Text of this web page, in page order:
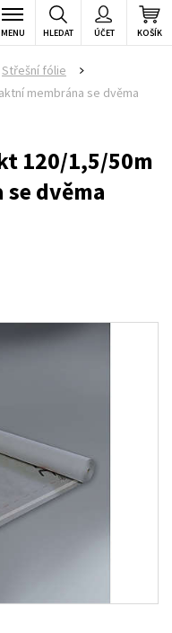
KOŠÍK
ÚČET
HLEDAT
MENU
Střešní fólie
membrána se dvěma
120/1,5/50m
dvěma